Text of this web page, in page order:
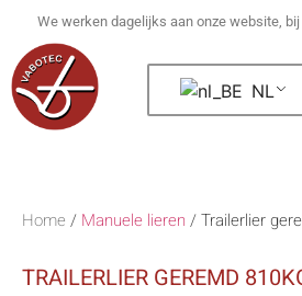
We werken dagelijks aan onze website, bij
NL
Home / Manuele lieren /Trailerlier
TRAILERLIER GEREMD